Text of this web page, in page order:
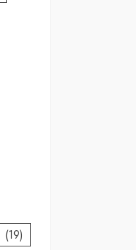
(19)